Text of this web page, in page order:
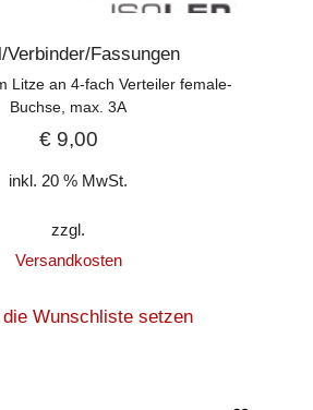
Verbinder/Fassungen
Litze an 4-fach Verteiler female-
Buchse, max. 3A
€9,00
inkl. 20 % MwSt.
zzgl.
Versandkosten
die Wunschliste setzen